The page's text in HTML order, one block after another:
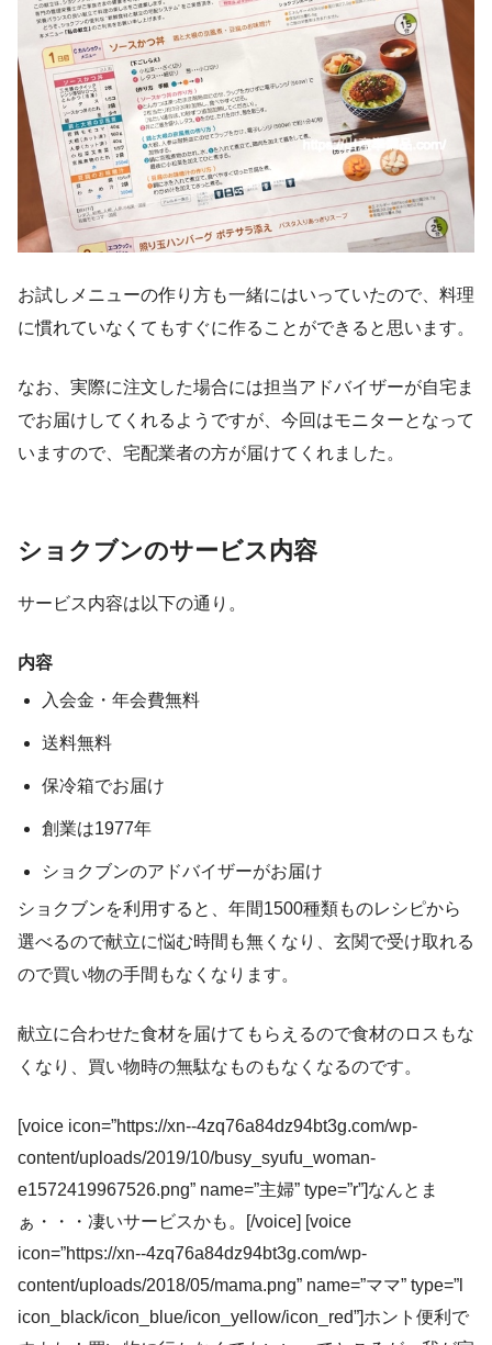
お試しメニューの作り方も一緒にはいっていたので、料理
に慣れていなくてもすぐに作ることができると思います。
なお、実際に注文した場合には担当アドバイザーが自宅ま
でお届けしてくれるようですが、今回はモニターとなって
いますので、宅配業者の方が届けてくれました。
ショクブンのサービス内容
サービス内容は以下の通り。
内容
入会金・年会費無料
送料無料
保冷箱でお届け
創業は1977年
ショクブンのアドバイザーがお届け
ショクブンを利用すると、年間1500種類ものレシピから
選べるので献立に悩む時間も無くなり、玄関で受け取れる
ので買い物の手間もなくなります。
献立に合わせた食材を届けてもらえるので食材のロスもな
くなり、買い物時の無駄なものもなくなるのです。
[voice icon=”https://xn--4zq76a84dz94bt3g.com/wp-
content/uploads/2019/10/busy_syufu_woman-
e1572419967526.png” name=”主婦” type=”r”]なんとま
ぁ・・・凄いサービスかも。[/voice] [voice
icon=”https://xn--4zq76a84dz94bt3g.com/wp-
content/uploads/2018/05/mama.png” name=”ママ” type=”l
icon_black/icon_blue/icon_yellow/icon_red”]ホント便利で